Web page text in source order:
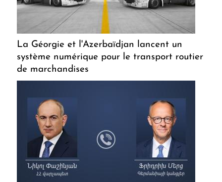
La Géorgie et l'Azerbaïdjan lancent un
système numérique pour le transport routier
de marchandises